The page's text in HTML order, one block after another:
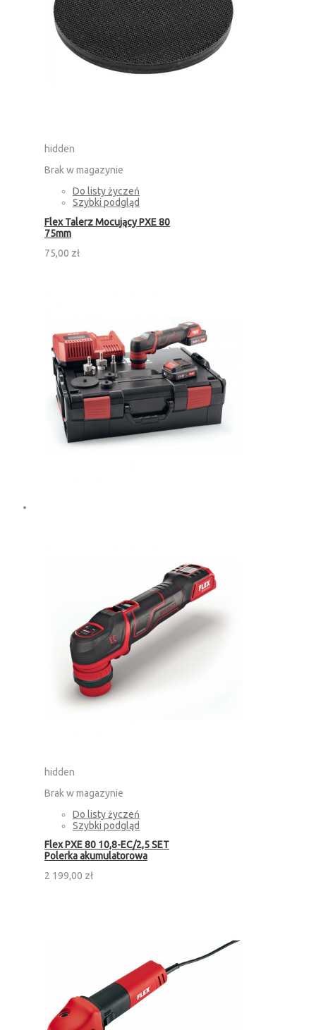
hidden
Brak w magazynie
Do listy życzeń
Szybki podgląd
Flex Talerz Mocujący PXE 80
75mm
75,00 zł
hidden
Brak w magazynie
Do listy życzeń
Szybki podgląd
Flex PXE 80 10,8-EC/2,5 SET
Polerka akumulatorowa
2 199,00 zł